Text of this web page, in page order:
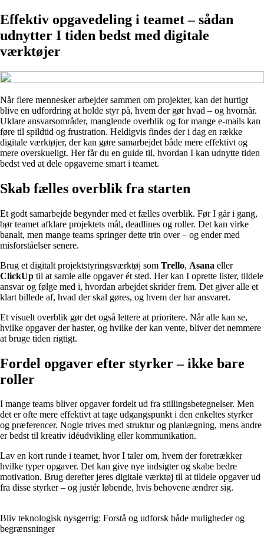
Effektiv opgavedeling i teamet – sådan
udnytter I tiden bedst med digitale
værktøjer
Når flere mennesker arbejder sammen om projekter, kan det hurtigt
blive en udfordring at holde styr på, hvem der gør hvad – og hvornår.
Uklare ansvarsområder, manglende overblik og for mange e-mails kan
føre til spildtid og frustration. Heldigvis findes der i dag en række
digitale værktøjer, der kan gøre samarbejdet både mere effektivt og
mere overskueligt. Her får du en guide til, hvordan I kan udnytte tiden
bedst ved at dele opgaverne smart i teamet.
Skab fælles overblik fra starten
Et godt samarbejde begynder med et fælles overblik. Før I går i gang,
bør teamet afklare projektets mål, deadlines og roller. Det kan virke
banalt, men mange teams springer dette trin over – og ender med
misforståelser senere.
Brug et digitalt projektstyringsværktøj som Trello, Asana eller
ClickUp til at samle alle opgaver ét sted. Her kan I oprette lister, tildele
ansvar og følge med i, hvordan arbejdet skrider frem. Det giver alle et
klart billede af, hvad der skal gøres, og hvem der har ansvaret.
Et visuelt overblik gør det også lettere at prioritere. Når alle kan se,
hvilke opgaver der haster, og hvilke der kan vente, bliver det nemmere
at bruge tiden rigtigt.
Fordel opgaver efter styrker – ikke bare
roller
I mange teams bliver opgaver fordelt ud fra stillingsbetegnelser. Men
det er ofte mere effektivt at tage udgangspunkt i den enkeltes styrker
og præferencer. Nogle trives med struktur og planlægning, mens andre
er bedst til kreativ idéudvikling eller kommunikation.
Lav en kort runde i teamet, hvor I taler om, hvem der foretrækker
hvilke typer opgaver. Det kan give nye indsigter og skabe bedre
motivation. Brug derefter jeres digitale værktøj til at tildele opgaver ud
fra disse styrker – og justér løbende, hvis behovene ændrer sig.
Bliv teknologisk nysgerrig: Forstå og udforsk både muligheder og
begrænsninger